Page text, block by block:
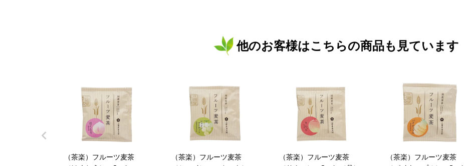
他のお客様はこちらの商品も見ています
（茶楽）フルーツ麦茶
（茶楽）フルーツ麦茶
（茶楽）フルーツ麦茶
（茶楽）フルーツ麦茶